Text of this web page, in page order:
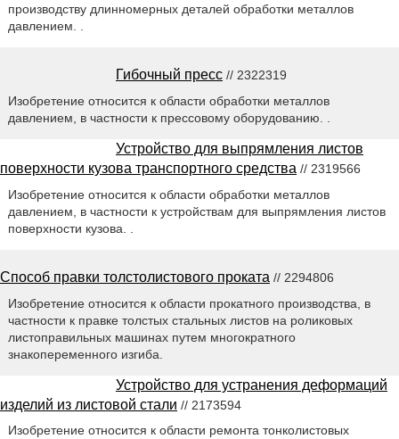
производству длинномерных деталей обработки металлов
давлением. .
Гибочный пресс // 2322319
Изобретение относится к области обработки металлов
давлением, в частности к прессовому оборудованию. .
Устройство для выпрямления листов
поверхности кузова транспортного средства // 2319566
Изобретение относится к области обработки металлов
давлением, в частности к устройствам для выпрямления листов
поверхности кузова. .
Способ правки толстолистового проката // 2294806
Изобретение относится к области прокатного производства, в
частности к правке толстых стальных листов на роликовых
листоправильных машинах путем многократного
знакопеременного изгиба.
Устройство для устранения деформаций
изделий из листовой стали // 2173594
Изобретение относится к области ремонта тонколистовых